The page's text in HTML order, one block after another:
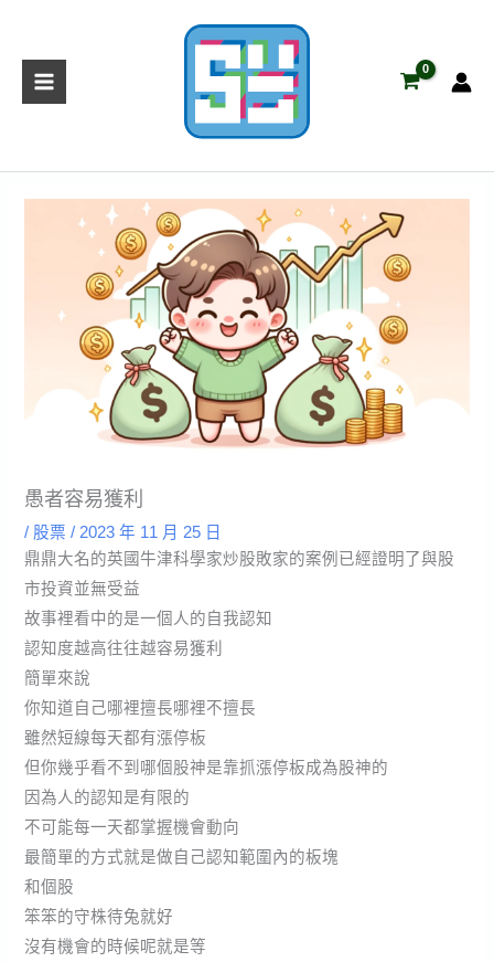
愚者容易獲利
/ 股票 / 2023 年 11 月 25 日
鼎鼎大名的英國牛津科學家炒股敗家的案例已經證明了與股
市投資並無受益
故事裡看中的是一個人的自我認知
認知度越高往往越容易獲利
簡單來說
你知道自己哪裡擅長哪裡不擅長
雖然短線每天都有漲停板
但你幾乎看不到哪個股神是靠抓漲停板成為股神的
因為人的認知是有限的
不可能每一天都掌握機會動向
最簡單的方式就是做自己認知範圍內的板塊
和個股
笨笨的守株待兔就好
沒有機會的時候呢就是等